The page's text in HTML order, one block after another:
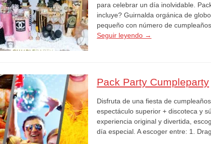
para celebrar un día inolvidable.
incluye? Guirnalda orgánica de
pequeño con número de
Seguir leyendo →
Pack Party Cumpleparty
Disfruta de una fiesta de
espectáculo superior + discoteca y
experiencia original y divertida,
día especial. A escoger entre: 1.